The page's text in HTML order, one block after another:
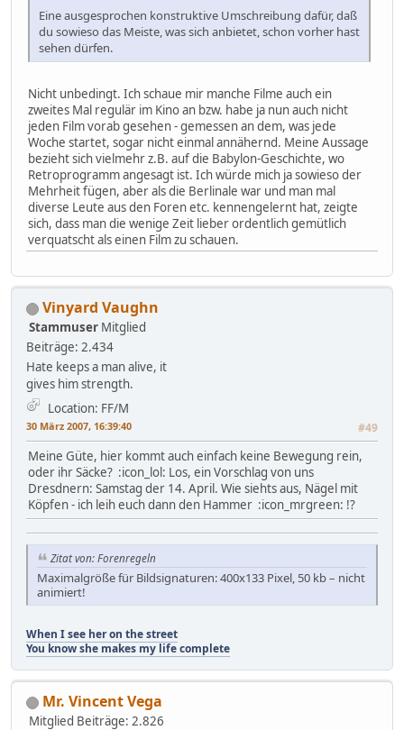
Eine ausgesprochen konstruktive Umschreibung dafür, daß
du sowieso das Meiste, was sich anbietet, schon vorher hast
sehen dürfen.
Nicht unbedingt. Ich schaue mir manche Filme auch ein
zweites Mal regulär im Kino an bzw. habe ja nun auch nicht
jeden Film vorab gesehen - gemessen an dem, was jede
Woche startet, sogar nicht einmal annähernd. Meine Aussage
bezieht sich vielmehr z.B. auf die Babylon-Geschichte, wo
Retroprogramm angesagt ist. Ich würde mich ja sowieso der
Mehrheit fügen, aber als die Berlinale war und man mal
diverse Leute aus den Foren etc. kennengelernt hat, zeigte
sich, dass man die wenige Zeit lieber ordentlich gemütlich
verquatscht als einen Film zu schauen.
Vinyard Vaughn
Stammuser Mitglied
Beiträge: 2.434
Hate keeps a man alive, it
gives him strength.
Location: FF/M
30 März 2007, 16:39:40 #49
Meine Güte, hier kommt auch einfach keine Bewegung rein,
oder ihr Säcke? :icon_lol: Los, ein Vorschlag von uns
Dresdnern: Samstag der 14. April. Wie siehts aus, Nägel mit
Köpfen - ich leih euch dann den Hammer :icon_mrgreen: !?
Zitat von: Forenregeln
Maximalgröße für Bildsignaturen: 400x133 Pixel, 50 kb – nicht
animiert!
When I see her on the street
You know she makes my life complete
Mr. Vincent Vega
Mitglied Beiträge: 2.826